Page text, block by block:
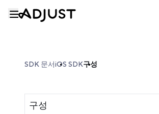
SDK 문서iOS SDK구성
구성